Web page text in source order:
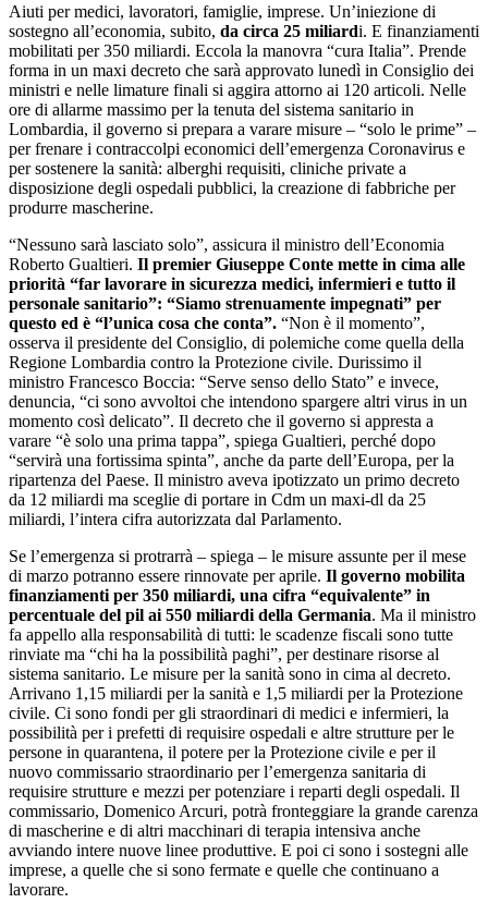
Aiuti per medici, lavoratori, famiglie, imprese. Un’iniezione di
sostegno all’economia, subito, da circa 25 miliardi. E finanziamenti
mobilitati per 350 miliardi. Eccola la manovra “cura Italia”. Prende
forma in un maxi decreto che sarà approvato lunedì in Consiglio dei
ministri e nelle limature finali si aggira attorno ai 120 articoli. Nelle
ore di allarme massimo per la tenuta del sistema sanitario in
Lombardia, il governo si prepara a varare misure – “solo le prime” –
per frenare i contraccolpi economici dell’emergenza Coronavirus e
per sostenere la sanità: alberghi requisiti, cliniche private a
disposizione degli ospedali pubblici, la creazione di fabbriche per
produrre mascherine.
“Nessuno sarà lasciato solo”, assicura il ministro dell’Economia
Roberto Gualtieri. Il premier Giuseppe Conte mette in cima alle
priorità “far lavorare in sicurezza medici, infermieri e tutto il
personale sanitario”: “Siamo strenuamente impegnati” per
questo ed è “l’unica cosa che conta”. “Non è il momento”,
osserva il presidente del Consiglio, di polemiche come quella della
Regione Lombardia contro la Protezione civile. Durissimo il
ministro Francesco Boccia: “Serve senso dello Stato” e invece,
denuncia, “ci sono avvoltoi che intendono spargere altri virus in un
momento così delicato”. Il decreto che il governo si appresta a
varare “è solo una prima tappa”, spiega Gualtieri, perché dopo
“servirà una fortissima spinta”, anche da parte dell’Europa, per la
ripartenza del Paese. Il ministro aveva ipotizzato un primo decreto
da 12 miliardi ma sceglie di portare in Cdm un maxi-dl da 25
miliardi, l’intera cifra autorizzata dal Parlamento.
Se l’emergenza si protrarrà – spiega – le misure assunte per il mese
di marzo potranno essere rinnovate per aprile. Il governo mobilita
finanziamenti per 350 miliardi, una cifra “equivalente” in
percentuale del pil ai 550 miliardi della Germania. Ma il ministro
fa appello alla responsabilità di tutti: le scadenze fiscali sono tutte
rinviate ma “chi ha la possibilità paghi”, per destinare risorse al
sistema sanitario. Le misure per la sanità sono in cima al decreto.
Arrivano 1,15 miliardi per la sanità e 1,5 miliardi per la Protezione
civile. Ci sono fondi per gli straordinari di medici e infermieri, la
possibilità per i prefetti di requisire ospedali e altre strutture per le
persone in quarantena, il potere per la Protezione civile e per il
nuovo commissario straordinario per l’emergenza sanitaria di
requisire strutture e mezzi per potenziare i reparti degli ospedali. Il
commissario, Domenico Arcuri, potrà fronteggiare la grande carenza
di mascherine e di altri macchinari di terapia intensiva anche
avviando intere nuove linee produttive. E poi ci sono i sostegni alle
imprese, a quelle che si sono fermate e quelle che continuano a
lavorare.